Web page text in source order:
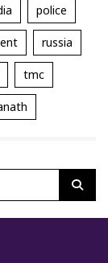
police
russia
tmc